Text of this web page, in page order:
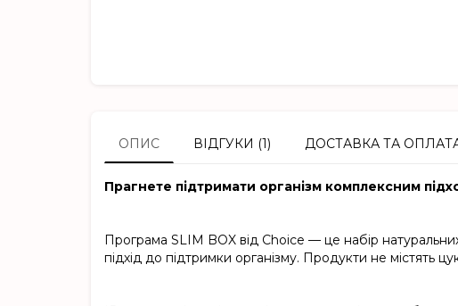
ОПИС ВІДГУКИ (1) ДОСТАВКА ТА
Прагнете підтримати організм комплексним
Програма SLIM BOX від Choice — це набір
підхід до підтримки організму. Продукти не містять